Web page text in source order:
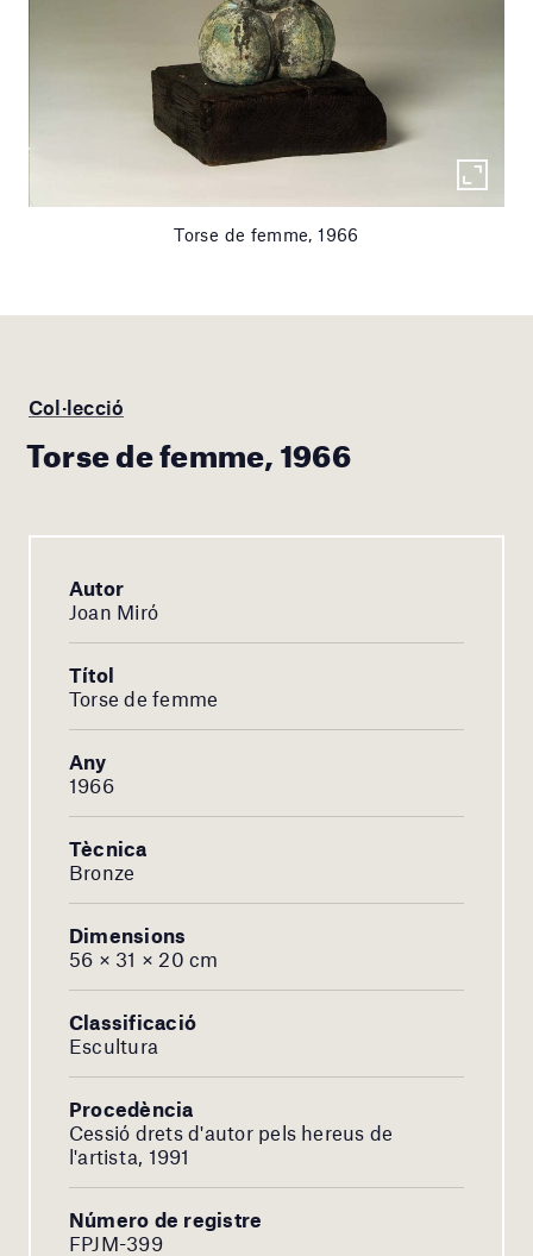
Torse de femme, 1966
Col·lecció
Torse de femme, 1966
Autor
Joan Miró
Títol
Torse de femme
Any
1966
Tècnica
Bronze
Dimensions
56 × 31 × 20 cm
Classificació
Escultura
Procedència
Cessió drets d'autor pels hereus de
l'artista, 1991
Número de registre
FPJM-399